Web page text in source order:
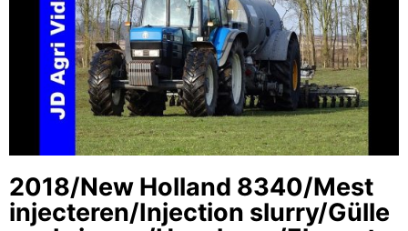
2018/New Holland 8340/Mest
injecteren/Injection slurry/Gülle